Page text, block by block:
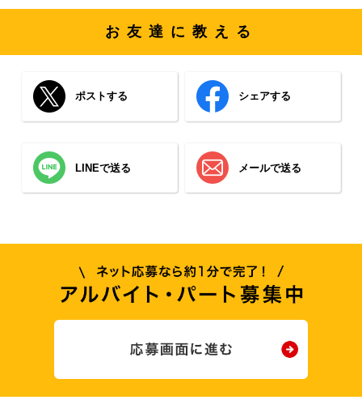
お友達に教える
ポストする シェアする
LINEで送る メールで送る